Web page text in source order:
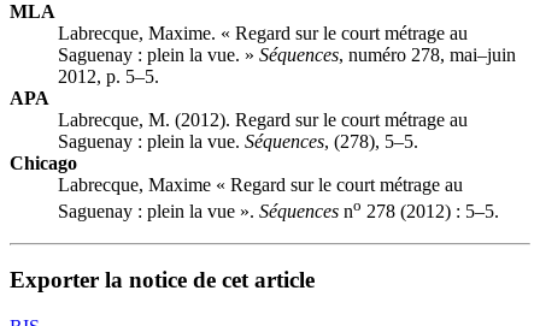
MLA
Labrecque, Maxime. « Regard sur le court métrage au
Saguenay : plein la vue. » Séquences, numéro 278, mai–juin
2012, p. 5–5.
APA
Labrecque, M. (2012). Regard sur le court métrage au
Saguenay : plein la vue. Séquences, (278), 5–5.
Chicago
Labrecque, Maxime « Regard sur le court métrage au
Saguenay : plein la vue ». Séquences no 278 (2012) : 5–5.
Exporter la notice de cet article